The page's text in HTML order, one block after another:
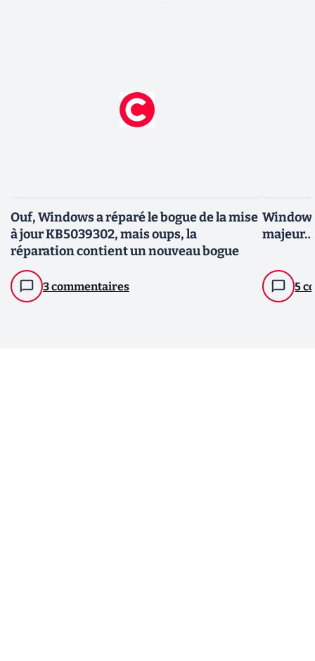
Ouf, Windows a réparé le bogue de la mise
à jour KB5039302, mais oups, la
réparation contient un nouveau bogue
3 commentaires 5